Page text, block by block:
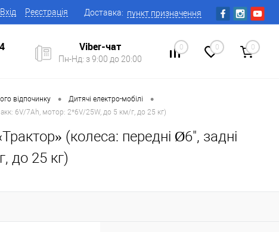
Вхід Реєстрація Доставка: пункт призначення
Viber-чат
Пн-Нд: з 9:00 до 20:00
0 0 0
відпочинку • Дитячі електро-мобілі •
6V/7Ah, мотор: 2*6V/25W, до 5 км/г, до 25 кг)
(колеса: передні Ø6", задні
до 25 кг)